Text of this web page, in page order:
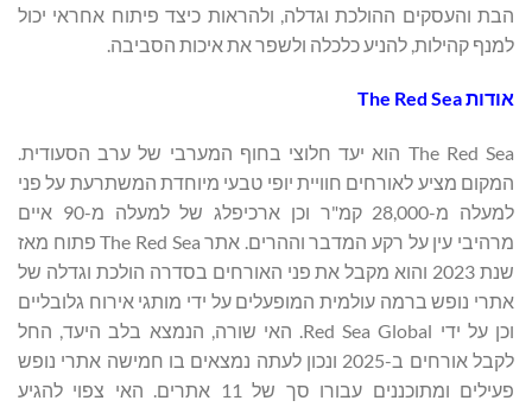
הבת והעסקים ההולכת וגדלה, ולהראות כיצד פיתוח אחראי יכול
למנף קהילות, להניע כלכלה ולשפר את איכות הסביבה.
אודותThe Red Sea
The Red Sea הוא יעד חלוצי בחוף המערבי של ערב הסעודית.
המקום מציע לאורחים חוויית יופי טבעי מיוחדת המשתרעת על פני
למעלה מ-28,000 קמ"ר וכן ארכיפלג של למעלה מ-90 איים
מרהיבי עין על רקע המדבר וההרים. אתר The Red Sea פתוח מאז
שנת 2023 והוא מקבל את פני האורחים בסדרה הולכת וגדלה של
אתרי נופש ברמה עולמית המופעלים על ידי מותגי אירוח גלובליים
וכן על ידי Red Sea Global. האי שורה, הנמצא בלב היעד, החל
לקבל אורחים ב-2025 ונכון לעתה נמצאים בו חמישה אתרי נופש
פעילים ומתוכננים עבורו סך של 11 אתרים. האי צפוי להגיע